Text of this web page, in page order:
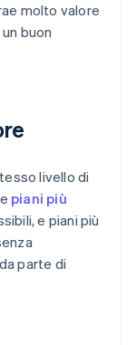
molto valore
buon
livello di
piani più
e piani più
parte di